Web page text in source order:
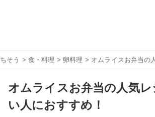
ちそう > 食・料理 > 卵料理 > オムライスお弁当の
オムライスお弁当の人気
い人におすすめ！